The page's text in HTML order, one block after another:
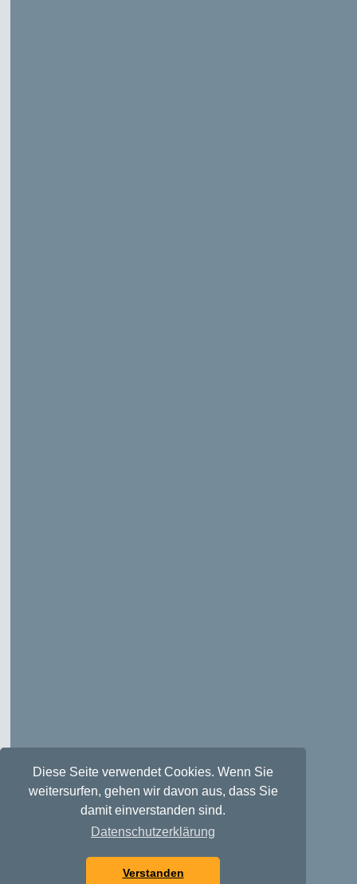
Diese Seite verwendet Cookies. Wenn Sie
weitersurfen, gehen wir davon aus, dass Sie
damit einverstanden sind.
Datenschutzerklärung
Verstanden